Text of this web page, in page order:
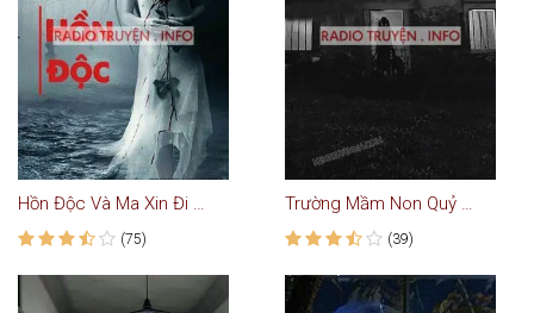
Hồn Độc Và Ma Xin Đi Nhờ Xe
(75)
Trường Mầm Non Quỷ Ám
(39)